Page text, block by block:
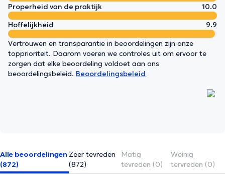
Properheid van de praktijk
10.0
Hoffelijkheid
9.9
Vertrouwen en transparantie in beoordelingen zijn onze
topprioriteit. Daarom voeren we controles uit om ervoor te
zorgen dat elke beoordeling voldoet aan ons
beoordelingsbeleid. Beoordelingsbeleid
Alle beoordelingen
(872)
Zeer tevreden
(872)
Matig
tevreden (0)
Weinig
tervreden (0)